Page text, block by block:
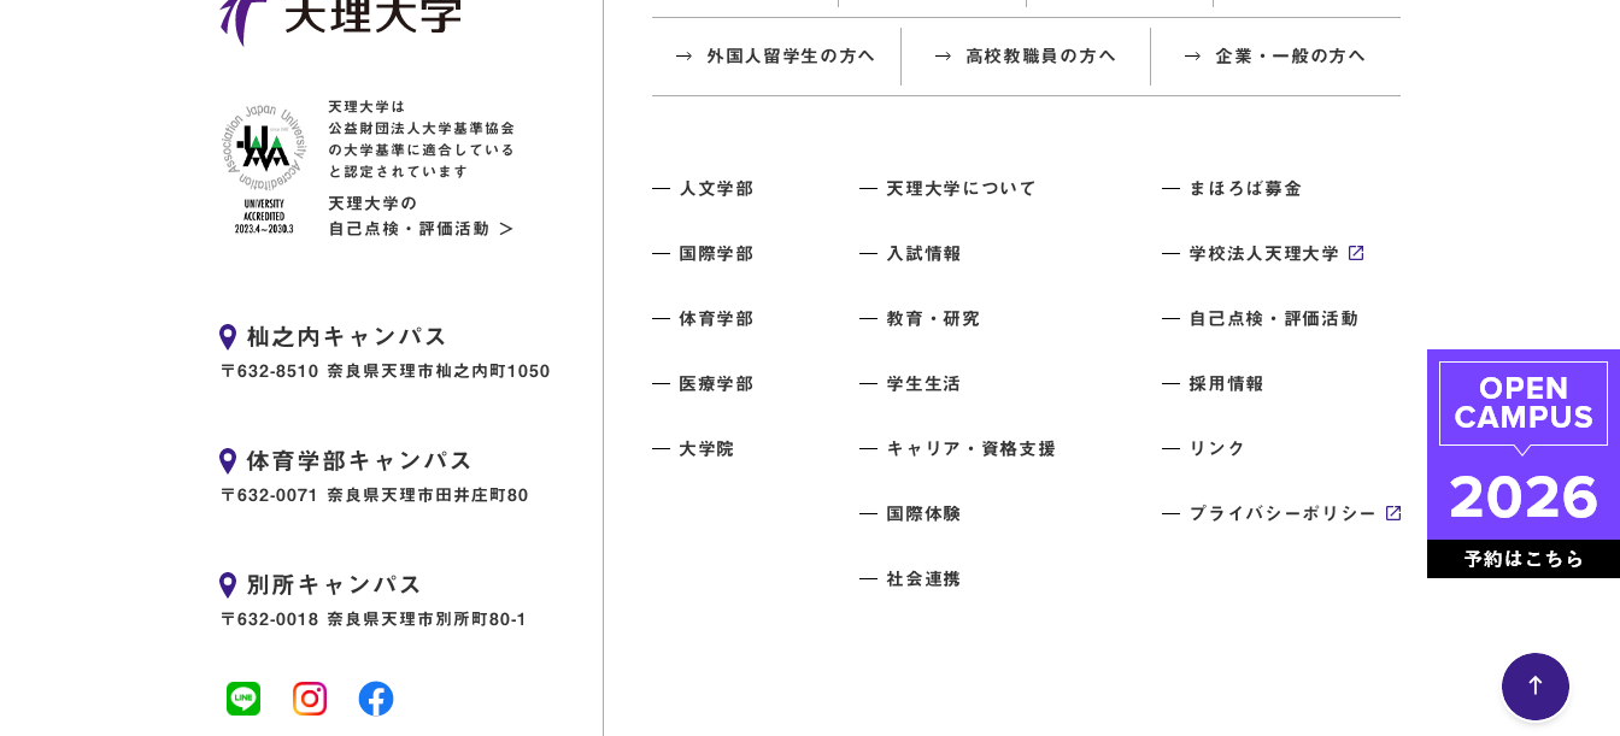
天理大学は
公益財団法人大学基準協会
の大学基準に適合している
と認定されています
天理大学の
自己点検・評価活動 ＞
杣之内キャンパス
〒632-8510 奈良県天理市杣之内町1050
体育学部キャンパス
〒632-0071 奈良県天理市田井庄町80
別所キャンパス
〒632-0018 奈良県天理市別所町80-1
外国人留学生の方へ 高校教職員の方へ 企業・一般の方へ
人文学部
国際学部
体育学部
医療学部
大学院
天理大学について
入試情報
教育・研究
学生生活
キャリア・資格支援
国際体験
社会連携
まほろば募金
学校法人天理大学
自己点検・評価活動
採用情報
リンク
プライバシーポリシー